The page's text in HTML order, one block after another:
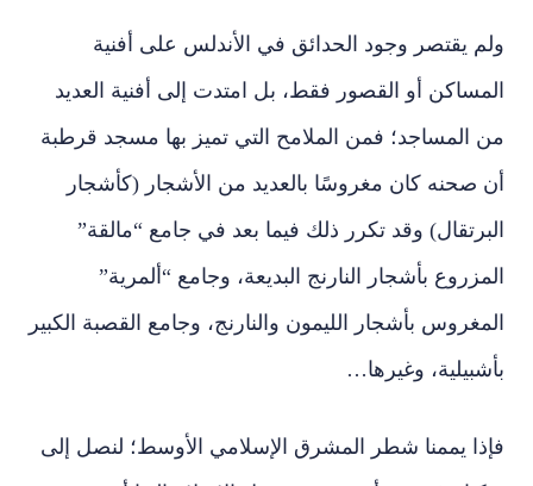
ولم يقتصر وجود الحدائق في الأندلس على أفنية
المساكن أو القصور فقط، بل امتدت إلى أفنية العديد
من المساجد؛ فمن الملامح التي تميز بها مسجد قرطبة
أن صحنه كان مغروسًا بالعديد من الأشجار (كأشجار
البرتقال) وقد تكرر ذلك فيما بعد في جامع “مالقة”
المزروع بأشجار النارنج البديعة، وجامع “ألمرية”
المغروس بأشجار الليمون والنارنج، وجامع القصبة الكبير
بأشبيلية، وغيرها…
فإذا يممنا شطر المشرق الإسلامي الأوسط؛ لنصل إلى